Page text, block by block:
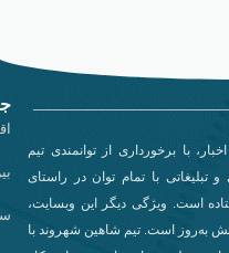
با برخورداری از توانمندی تیم
و تبلیغاتی با تمام توان در راستای
است. ویژگی دیگر این وبسایت،
به‌روز است. تیم شاهین شهروند با